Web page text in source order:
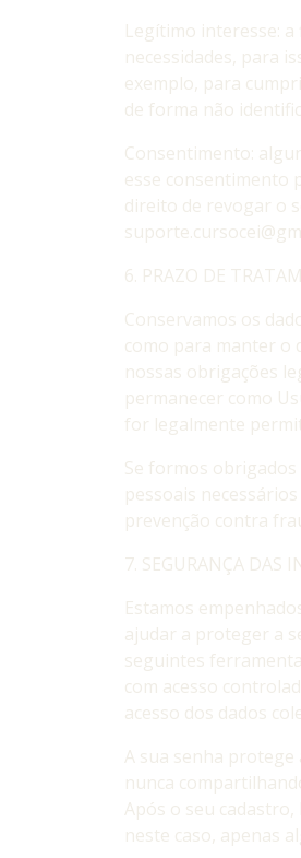
Legítimo interesse: a
necessidades, para
exemplo, para
de forma não
Consentimento:
esse consentimento
direito de revogar o
6. PRAZO DE
Conservamos os
como para manter o
nossas obrigações
permanecer como
for legalmente
Se formos
pessoais
prevenção contra
7. SEGURANÇA DAS
Estamos
ajudar a proteger a
seguintes
com acesso
acesso dos dados
A sua senha protege
nunca
Após o seu
neste caso, apenas